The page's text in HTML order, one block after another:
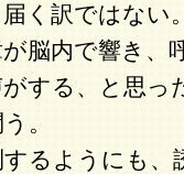
く訳ではない
脳内で響き、
する、と思っ
。
るようにも、